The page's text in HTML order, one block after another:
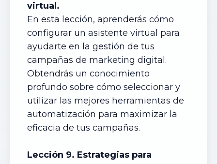
virtual.
En esta lección, aprenderás cómo
configurar un asistente virtual para
ayudarte en la gestión de tus
campañas de marketing digital.
Obtendrás un conocimiento
profundo sobre cómo seleccionar y
utilizar las mejores herramientas de
automatización para maximizar la
eficacia de tus campañas.
Lección 9. Estrategias para